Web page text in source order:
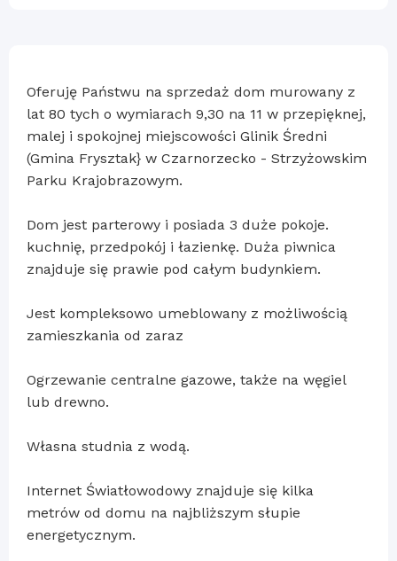
Oferuję Państwu na sprzedaż dom murowany z
lat 80 tych o wymiarach 9,30 na 11 w przepięknej,
malej i spokojnej miejscowości Glinik Średni
(Gmina Frysztak} w Czarnorzecko - Strzyżowskim
Parku Krajobrazowym.
Dom jest parterowy i posiada 3 duże pokoje.
kuchnię, przedpokój i łazienkę. Duża piwnica
znajduje się prawie pod całym budynkiem.
Jest kompleksowo umeblowany z możliwością
zamieszkania od zaraz
Ogrzewanie centralne gazowe, także na węgiel
lub drewno.
Własna studnia z wodą.
Internet Światłowodowy znajduje się kilka
metrów od domu na najbliższym słupie
energetycznym.